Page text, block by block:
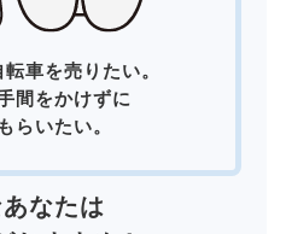
車を売りたい。
間をかけずに
らいたい。
なたは